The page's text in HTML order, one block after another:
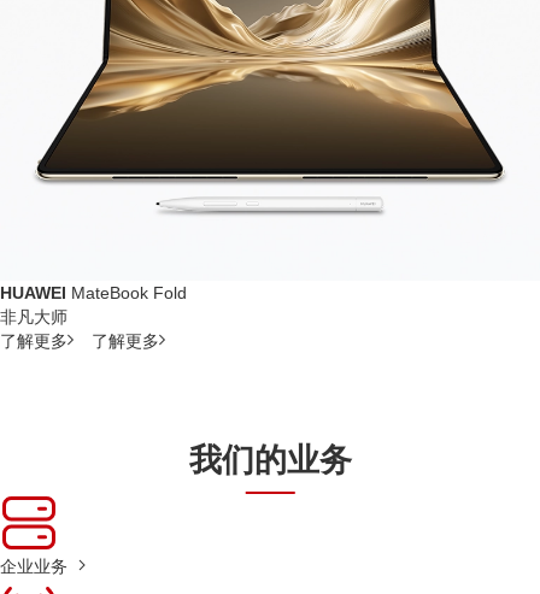
HUAWEI MateBook Fold
非凡大师
了解更多
了解更多
我们的业务
企业业务